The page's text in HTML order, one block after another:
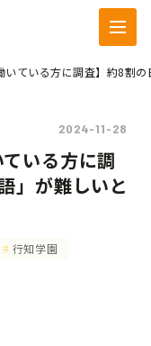
いている方に調査】約8割
2024-11-28
いる方に調
」が難しいと
行知学園